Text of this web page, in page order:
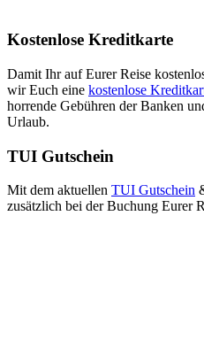
Kostenlose Kreditkarte
Damit Ihr auf Eurer Reise
wir Euch eine kostenlose
horrende Gebühren der Banken
Urlaub.
TUI Gutschein
Mit dem aktuellen TUI Gutschein
zusätzlich bei der Buchung Eurer